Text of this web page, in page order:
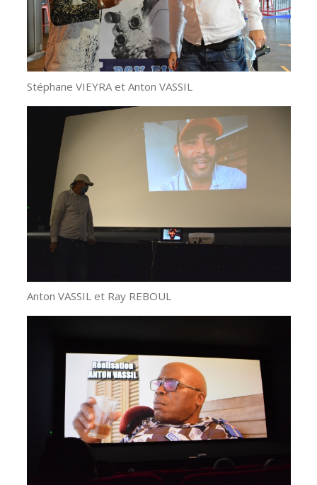
Stéphane VIEYRA et Anton VASSIL
Anton VASSIL et Ray REBOUL